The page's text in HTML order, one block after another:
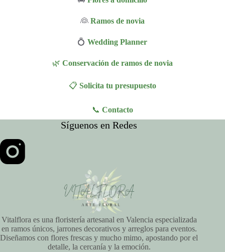
👰 Ramos de novia
💍Wedding Planner
🌿 Conservación de ramos de novia
📋 Solicita tu presupuesto
📞 Contacto
Síguenos en Redes
Vitalflora es una floristería artesanal en Valencia especializada
en ramos únicos, jarrones decorativos y arreglos para eventos.
Diseñamos con flores frescas y mucho mimo, apostando por el
detalle, la cercanía y la emoción.